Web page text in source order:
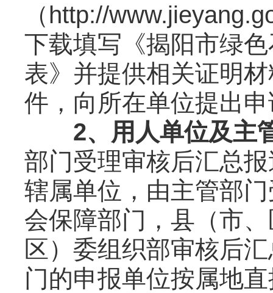
（http://
下载填写《揭阳市绿
表》并提供相关证明
件，向所在单位提出
2、用人单位及主
部门受理审核后汇总
辖属单位，由主管部
会保障部门，县（市
区）委组织部审核后
门的申报单位按属地